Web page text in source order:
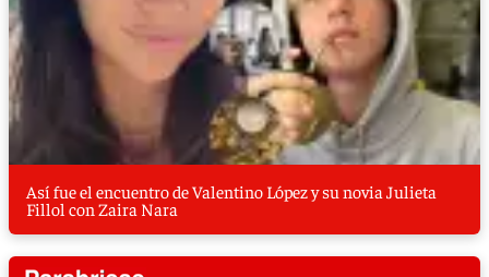
Así fue el encuentro de Valentino López y su novia Julieta
Fillol con Zaira Nara